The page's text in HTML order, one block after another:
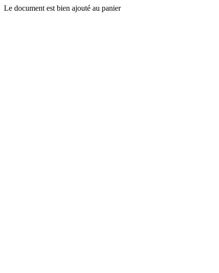
Le document est bien ajouté au panier